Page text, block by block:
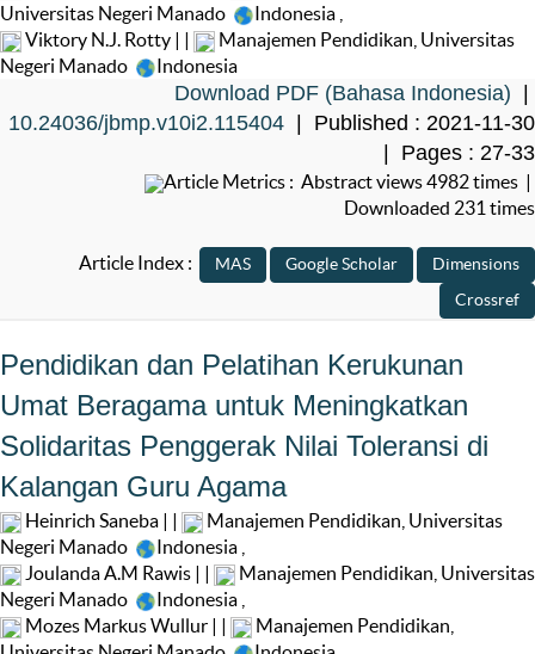
Universitas Negeri Manado
Indonesia
Viktory N.J. Rotty | |
Manajemen Pendidikan, Universitas
Negeri Manado
Indonesia
Download PDF (Bahasa Indonesia) |
10.24036/jbmp.v10i2.115404 | Published : 2021-11-30
| Pages : 27-33
Article Metrics : Abstract views 4982 times |
Downloaded 231 times
Article Index :
Pendidikan dan Pelatihan Kerukunan
Umat Beragama untuk Meningkatkan
Solidaritas Penggerak Nilai Toleransi di
Kalangan Guru Agama
Heinrich Saneba | |
Manajemen Pendidikan, Universitas
Negeri Manado
Indonesia
Joulanda A.M Rawis | |
Manajemen Pendidikan, Universitas
Negeri Manado
Indonesia
Mozes Markus Wullur | |
Manajemen Pendidikan,